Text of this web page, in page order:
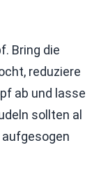
Bring die
reduziere
ab und lasse
sollten al